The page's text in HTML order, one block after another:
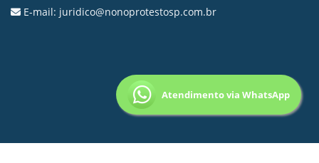
E-mail: juridico@nonoprotestosp.com.br
Atendimento via WhatsApp